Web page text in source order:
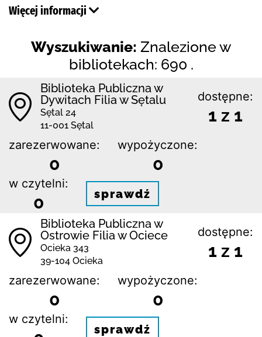
Więcej informacji
Wyszukiwanie: Znalezione w
bibliotekach: 690 .
Biblioteka Publiczna w
Dywitach Filia w Sętalu
Sętal 24
11-001 Sętal
dostępne:
1 z 1
zarezerwowane:
0
wypożyczone:
0
w czytelni:
0 sprawdź
Biblioteka Publiczna w
Ostrowie Filia w Ociece
Ocieka 343
39-104 Ocieka
dostępne:
1 z 1
zarezerwowane:
0
wypożyczone:
0
w czytelni:
sprawdź